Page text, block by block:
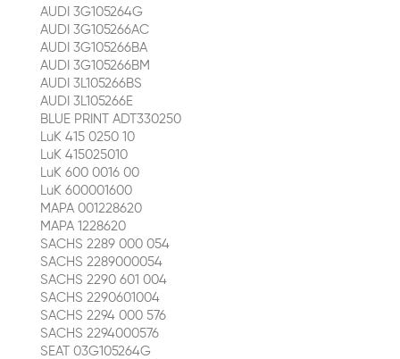
AUDI 3G105264G
AUDI 3G105266AC
AUDI 3G105266BA
AUDI 3G105266BM
AUDI 3L105266BS
AUDI 3L105266E
BLUE PRINT ADT330250
LuK 415 0250 10
LuK 415025010
LuK 600 0016 00
LuK 600001600
MAPA 001228620
MAPA 1228620
SACHS 2289 000 054
SACHS 2289000054
SACHS 2290 601 004
SACHS 2290601004
SACHS 2294 000 576
SACHS 2294000576
SEAT 03G105264G